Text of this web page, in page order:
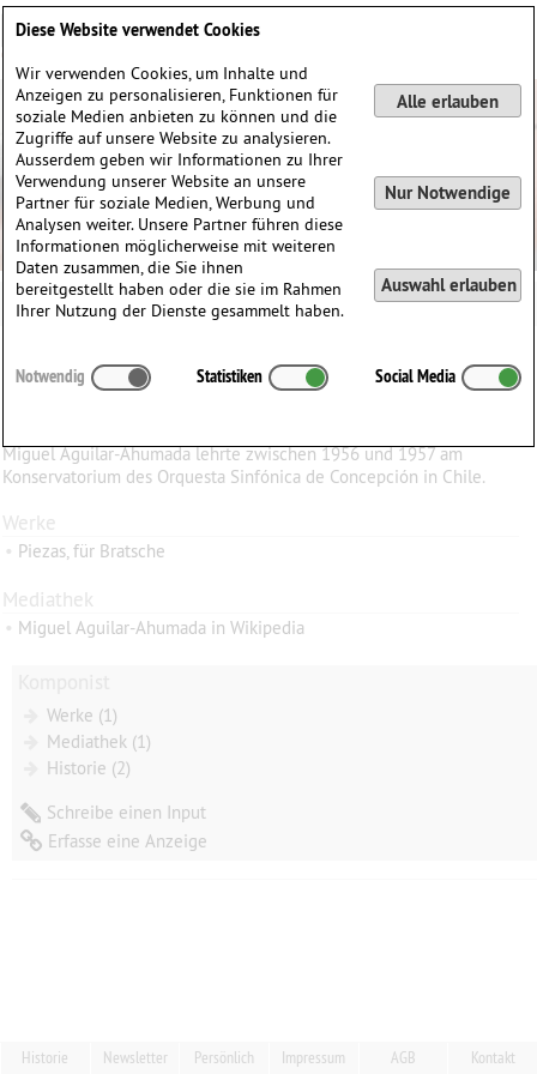
Miguel Aguilar-Ahumada
Aguilar-Ahumada
∗ 12.04.1931 inHuara, Nord-Chile
Miguel Aguilar-Ahumada lehrte zwischen 1956 und 1957 am
Konservatorium des Orquesta Sinfónica de Concepción in Chile.
Werke
• Piezas, für Bratsche
Mediathek
• Miguel Aguilar-Ahumada in Wikipedia
Werke (1)
Mediathek (1)
Historie (2)
Schreibe einen Input
Erfasse eine Anzeige
Historie Newsletter Persönlich Impressum AGB Kontakt
Diese Website verwendet Cookies
Wir verwenden Cookies, um Inhalte und
Anzeigen zu personalisieren, Funktionen für
soziale Medien anbieten zu können und die
Zugriffe auf unsere Website zu analysieren.
Ausserdem geben wir Informationen zu Ihrer
Verwendung unserer Website an unsere
Partner für soziale Medien, Werbung und
Analysen weiter. Unsere Partner führen diese
Informationen möglicherweise mit weiteren
Daten zusammen, die Sie ihnen
bereitgestellt haben oder die sie im Rahmen
Ihrer Nutzung der Dienste gesammelt haben.
Alle erlauben
Nur Notwendige
Auswahl erlauben
Notwendig Statistiken Social Media